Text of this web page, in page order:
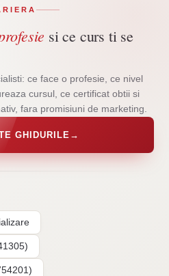
si ce curs ti se
ce face o profesie, ce nivel
cursul, ce certificat obtii si
fara promisiuni de marketing.
GHIDURILE →